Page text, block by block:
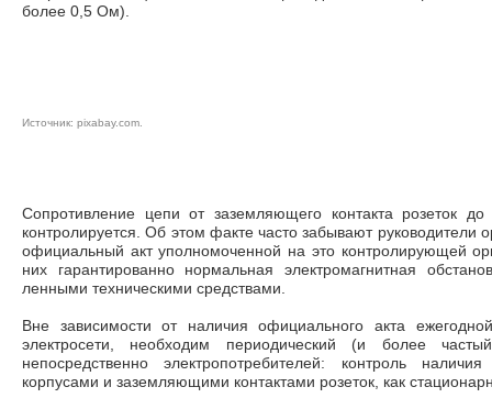
более 0,5 Ом).
Источник: pixabay.com.
Со­противление цепи от заземляющего контакта розеток до
контролируется. Об этом факте часто забывают руководители
официальный акт уполномоченной на это контролирующей
них гарантированно нормаль­ная электромагнитная
ленными техническими средствами.
Вне зависимости от наличия официального акта
электросети, необходим перио­дический (и более
непосредственно электропотребителей: контроль
корпусами и заземляющими контактами розеток, как